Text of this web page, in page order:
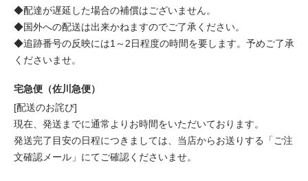
◆配達が遅延した場合の補償はございません。
◆国外への配送は出来かねますのでご了承ください。
◆追跡番号の反映には1～2日程度の時間を要します。予めご了承
くださいませ。
宅急便（佐川急便）
[配送のお詫び]
現在、発送までに通常よりお時間をいただいております。
発送完了目安の日程につきましては、当店からお送りする「ご注
文確認メール」にてご確認くださいませ。